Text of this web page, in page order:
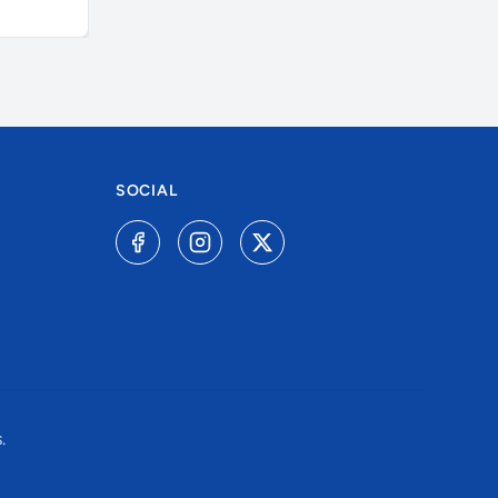
SOCIAL